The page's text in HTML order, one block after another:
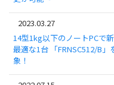
2023.03.27
14型1kg以下のノートPCで
最適な1台 「FRNSC512/B
象！